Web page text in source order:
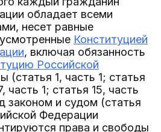
обладает всеми
несет равные
Конституцией
, включая обязанность
Российской
(статья 1, часть 1; статья
часть 1; статья 15, часть
законом и судом (статья
Федерации
права и свободы